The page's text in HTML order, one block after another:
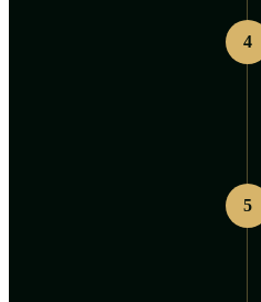
4
5